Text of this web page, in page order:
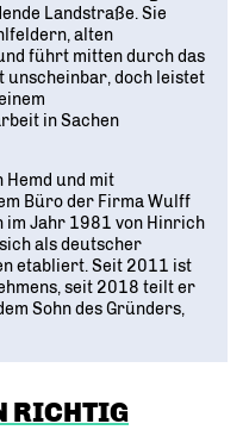
(DIHK)
(w³)
Landstraße. Sie
alten
führt mitten durch das
unscheinbar, doch leistet
in Sachen
und mit
Büro der Firma Wulff
im Jahr 1981 von Hinrich
als deutscher
etabliert. Seit 2011 ist
seit 2018 teilt er
Sohn des Gründers,
RICHTIG